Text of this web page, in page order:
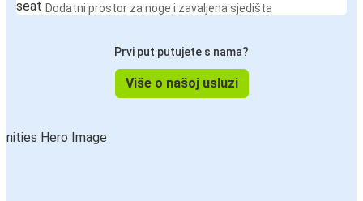
Dodatni prostor za noge i zavaljena sjedišta
Prvi put putujete s nama?
Više o našoj usluzi